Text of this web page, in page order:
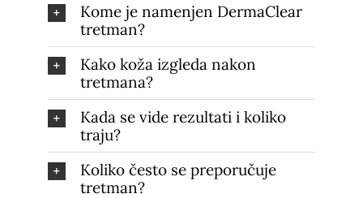
Kome je namenjen DermaClear
tretman?
Kako koža izgleda nakon
tretmana?
Kada se vide rezultati i koliko
traju?
Koliko često se preporučuje
tretman?